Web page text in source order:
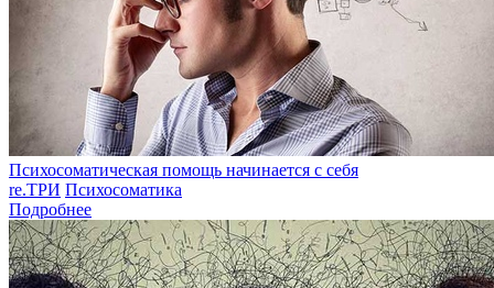
Психосоматическая помощь начинается с себя
re.ТРИ Психосоматика
Подробнее